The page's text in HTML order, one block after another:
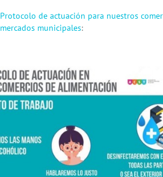
Protocolo de actuación para nuestros
mercados municipales: